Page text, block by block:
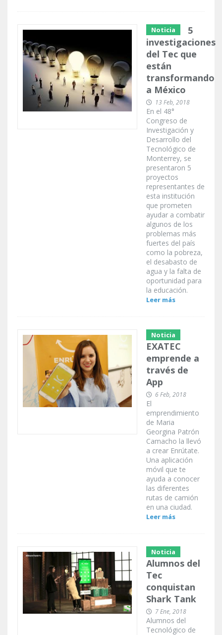
Noticia
5
investigaciones
del Tec que
están
transformando
a México
13 Feb, 2018
En el 48°
Congreso de
Investigación y
Desarrollo del
Tecnológico de
Monterrey, se
presentaron 5
proyectos
representantes de
esta institución
que prometen
ayudar a combatir
algunos de los
problemas más
fuertes del país
como la pobreza,
el desabasto de
agua y la falta de
oportunidad para
la educación.
Leer más
Noticia
EXATEC
emprende a
través de
App
6 Feb, 2018
El
emprendimiento
de Maria
Georgina Patrón
Camacho la llevó
a crear Enrútate.
Una aplicación
móvil que te
ayuda a conocer
las diferentes
rutas de camión
en una ciudad.
Leer más
Noticia
Alumnos del
Tec
conquistan
Shark Tank
7 Ene, 2018
Alumnos del
Tecnológico de